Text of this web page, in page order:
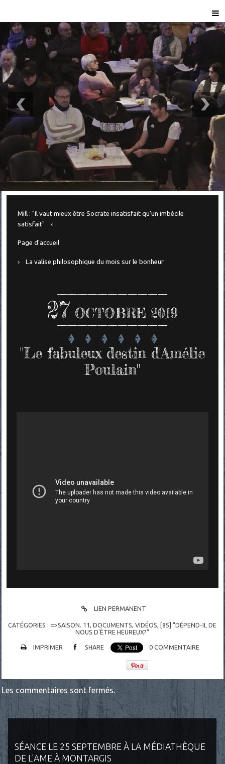
SÉANCE LE 25 SEPTEMBRE À LA MÉDIATHÈQUE
DE L'AME À MONTARGIS
Mill : "Il vaut mieux être Socrate insatisfait qu’un imbécile
satisfait"
Page d'accueil
La valise philosophique du mois sur le bonheur
27 OCTOBRE 2019
"Le fabuleux destin d'Amélie
Poulain"
LIEN PERMANENT
CATÉGORIES : =>SAISON. 11,DOCUMENTS,VIDÉOS, [85] "DÉPEND-IL DE
NOUS D'ÊTRE HEUREUX?"
IMPRIMER SHARE 0 COMMENTAIRE
Les commentaires sont fermés.